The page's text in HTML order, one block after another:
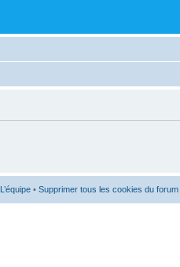
L’équipe • Supprimer tous les cookies du forum